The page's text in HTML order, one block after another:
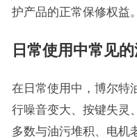
护产品的正常保修权益。
日常使用中常见
在日常使用中，博尔特
行噪音变大、按键失灵
多数与油污堆积、电机